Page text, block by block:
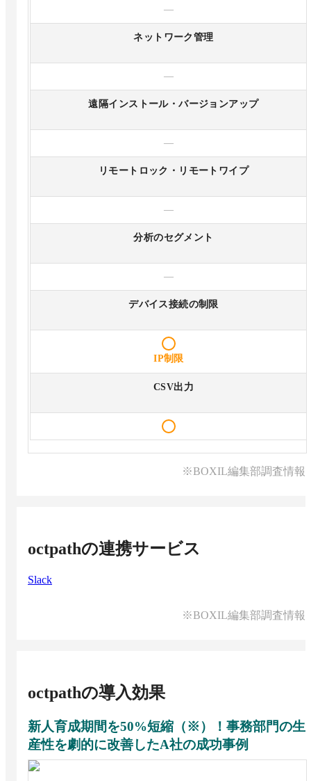
—
ネットワーク管理
—
遠隔インストール・バージョンアップ
—
リモートロック・リモートワイプ
—
分析のセグメント
—
デバイス接続の制限
IP制限
CSV出力
※BOXIL編集部調査情報
octpathの連携サービス
Slack
※BOXIL編集部調査情報
octpathの導入効果
新人育成期間を50%短縮（※）！事務部門の生
産性を劇的に改善したA社の成功事例